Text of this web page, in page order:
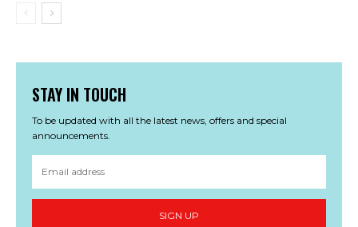
STAY IN TOUCH
To be updated with all the latest news, offers and special
announcements.
SIGN UP